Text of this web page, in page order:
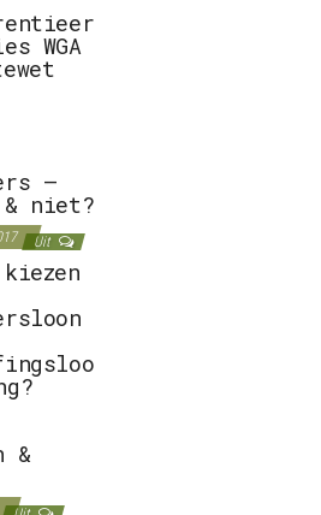
WGA
–
& niet?
Uit
kiezen
&